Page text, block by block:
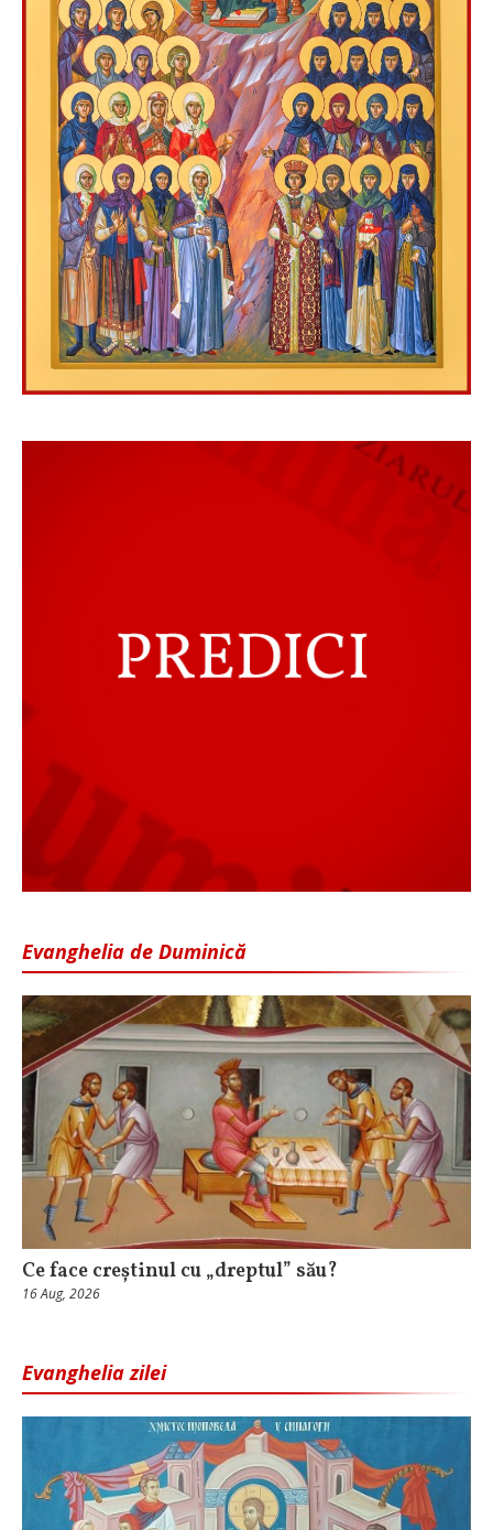
Evanghelia de Duminică
Ce face creștinul cu „dreptul” său?
16 Aug, 2026
Evanghelia zilei